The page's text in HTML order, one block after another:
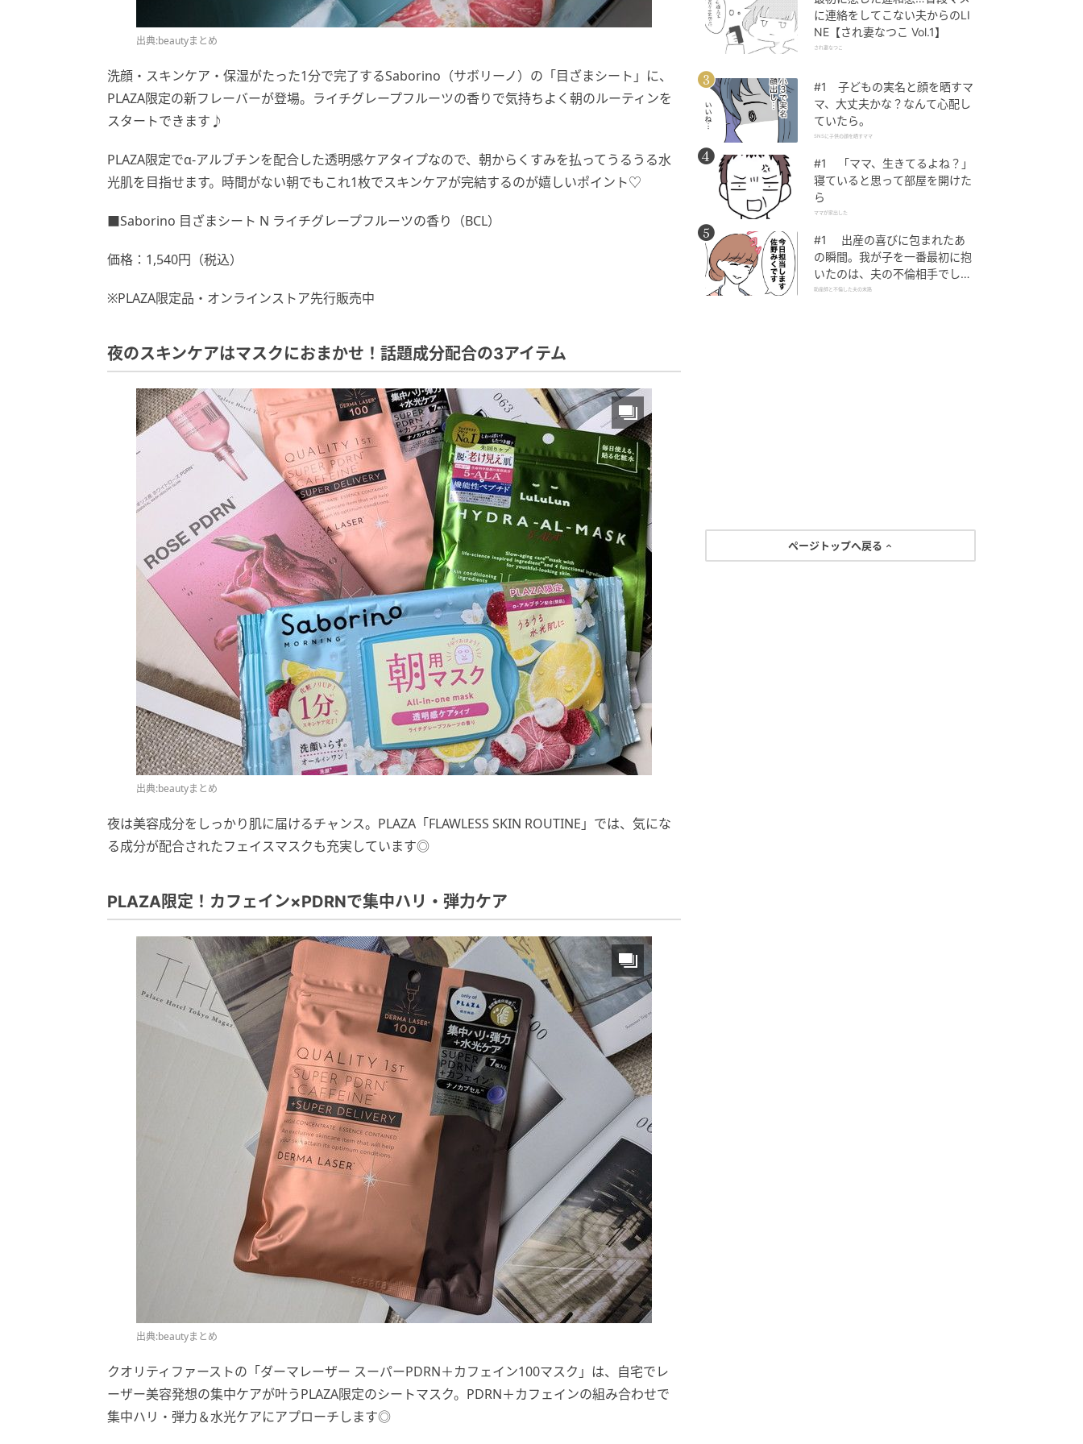
出典:beautyまとめ
洗顔・スキンケア・保湿がたった1分で完了するSaborino（サボリーノ）の「目ざまシート」に、
PLAZA限定の新フレーバーが登場。ライチグレープフルーツの香りで気持ちよく朝のルーティンを
スタートできます♪
PLAZA限定でα-アルブチンを配合した透明感ケアタイプなので、朝からくすみを払ってうるうる水
光肌を目指せます。時間がない朝でもこれ1枚でスキンケアが完結するのが嬉しいポイント♡
■Saborino 目ざまシート N ライチグレープフルーツの香り（BCL）
価格：1,540円（税込）
※PLAZA限定品・オンラインストア先行販売中
夜のスキンケアはマスクにおまかせ！話題成分配合の3アイテム
出典:beautyまとめ
夜は美容成分をしっかり肌に届けるチャンス。PLAZA「FLAWLESS SKIN ROUTINE」では、気にな
る成分が配合されたフェイスマスクも充実しています◎
PLAZA限定！カフェイン×PDRNで集中ハリ・弾力ケア
出典:beautyまとめ
クオリティファーストの「ダーマレーザー スーパーPDRN＋カフェイン100マスク」は、自宅でレ
ーザー美容発想の集中ケアが叶うPLAZA限定のシートマスク。PDRN＋カフェインの組み合わせで
集中ハリ・弾力＆水光ケアにアプローチします◎
に連絡をしてこない夫からのLI
NE【され妻なつこ Vol.1】
され妻なつこ
#1 子どもの実名と顔を晒すマ
マ、大丈夫かな？なんて心配し
ていたら。
SNSに子供の顔を晒すママ
#1 「ママ、生きてるよね？」
寝ていると思って部屋を開けた
ら
ママが家出した
#1 出産の喜びに包まれたあ
の瞬間。我が子を一番最初に抱
いたのは、夫の不倫相手でし
た。
助産師と不倫した夫の末路
ページトップへ戻る